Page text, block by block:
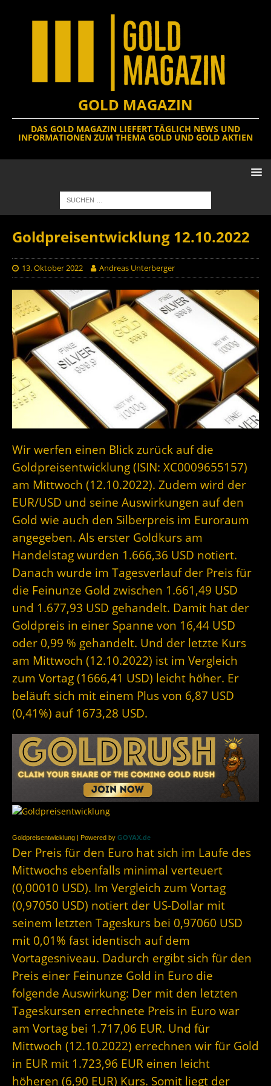
GOLD MAGAZIN
DAS GOLD MAGAZIN LIEFERT TÄGLICH NEWS UND
INFORMATIONEN ZUM THEMA GOLD UND GOLD AKTIEN
Goldpreisentwicklung 12.10.2022
13. Oktober 2022 Andreas Unterberger
Wir werfen einen Blick zurück auf die
Goldpreisentwicklung (ISIN: XC0009655157)
am Mittwoch (12.10.2022). Zudem wird der
EUR/USD und seine Auswirkungen auf den
Gold wie auch den Silberpreis im Euroraum
angegeben. Als erster Goldkurs am
Handelstag wurden 1.666,36 USD notiert.
Danach wurde im Tagesverlauf der Preis für
die Feinunze Gold zwischen 1.661,49 USD
und 1.677,93 USD gehandelt. Damit hat der
Goldpreis in einer Spanne von 16,44 USD
oder 0,99 % gehandelt. Und der letzte Kurs
am Mittwoch (12.10.2022) ist im Vergleich
zum Vortag (1666,41 USD) leicht höher. Er
beläuft sich mit einem Plus von 6,87 USD
(0,41%) auf 1673,28 USD.
Goldpreisentwicklung | Powered by GOYAX.de
Der Preis für den Euro hat sich im Laufe des
Mittwochs ebenfalls minimal verteuert
(0,00010 USD). Im Vergleich zum Vortag
(0,97050 USD) notiert der US-Dollar mit
seinem letzten Tageskurs bei 0,97060 USD
mit 0,01% fast identisch auf dem
Vortagesniveau. Dadurch ergibt sich für den
Preis einer Feinunze Gold in Euro die
folgende Auswirkung: Der mit den letzten
Tageskursen errechnete Preis in Euro war
am Vortag bei 1.717,06 EUR. Und für
Mittwoch (12.10.2022) errechnen wir für Gold
in EUR mit 1.723,96 EUR einen leicht
höheren (6,90 EUR) Kurs. Somit liegt der